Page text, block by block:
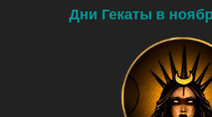
Дни Гекаты в